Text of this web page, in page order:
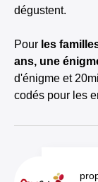
dégustent.
Pour les
ans, une
d'énigme et
codés pour les